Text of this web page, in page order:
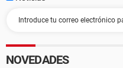
NOVEDADES